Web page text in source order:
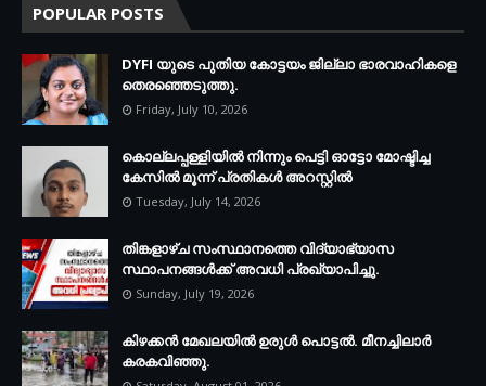
POPULAR POSTS
DYFI യുടെ പുതിയ കോട്ടയം ജില്ലാ ഭാരവാഹികളെ
തെരഞ്ഞെടുത്തു.
Friday, July 10, 2026
കൊല്ലപ്പള്ളിയില്‍ നിന്നും പെട്ടി ഓട്ടോ മോഷ്ടിച്ച
കേസില്‍ മൂന്ന് പ്രതികള്‍ അറസ്റ്റില്‍
Tuesday, July 14, 2026
തിങ്കളാഴ്ച സംസ്ഥാനത്തെ വിദ്യാഭ്യാസ
സ്ഥാപനങ്ങള്‍ക്ക് അവധി പ്രഖ്യാപിച്ചു.
Sunday, July 19, 2026
കിഴക്കന്‍ മേഖലയില്‍ ഉരുള്‍ പൊട്ടല്‍. മീനച്ചിലാര്‍
കരകവിഞ്ഞു.